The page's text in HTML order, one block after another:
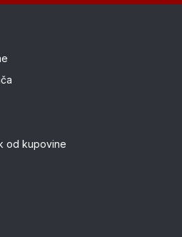
od kupovine